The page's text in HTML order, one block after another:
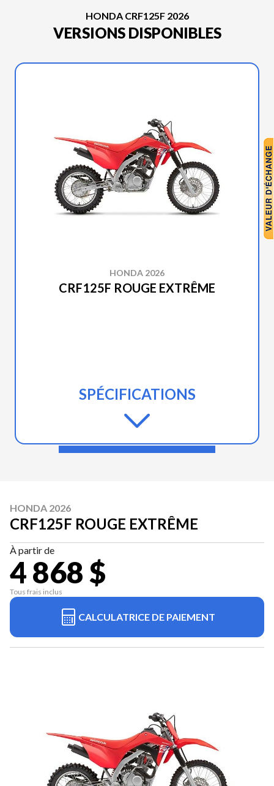
HONDA CRF125F 2026
VERSIONS DISPONIBLES
HONDA 2026
CRF125F ROUGE EXTRÊME
SPÉCIFICATIONS
HONDA 2026
CRF125F ROUGE EXTRÊME
À partir de
4 868 $
Tous frais inclus
CALCULATRICE DE PAIEMENT